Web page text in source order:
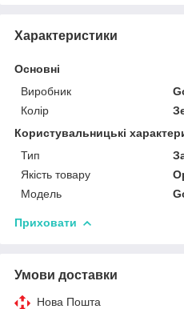
Характеристики
Основні
Виробник
Колір
Користувальницькі
Тип
Якість товару
Мoдель
Приховати
Умови доставки
Нова Пошта